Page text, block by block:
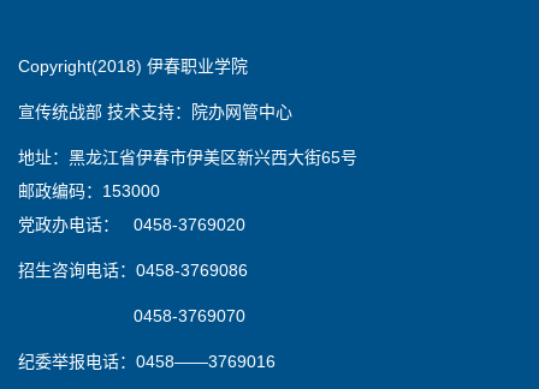
Copyright(2018) 伊春职业学院
宣传统战部 技术支持：院办网管中心
地址：黑龙江省伊春市伊美区新兴西大街65号
邮政编码：153000
党政办电话： 0458-3769020
招生咨询电话：0458-3769086
0458-3769070
纪委举报电话：0458——3769016